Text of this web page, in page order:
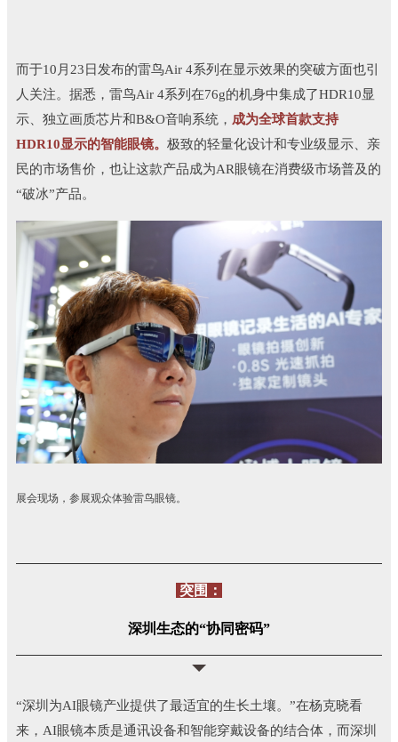
而于10月23日发布的雷鸟Air 4系列在显示效果的突破方面也引
人关注。据悉，雷鸟Air 4系列在76g的机身中集成了HDR10显
示、独立画质芯片和B&O音响系统， 成为全球首款支持
HDR10显示的智能眼镜。 极致的轻量化设计和专业级显示、亲
民的市场售价，也让这款产品成为AR眼镜在消费级市场普及的
“破冰”产品。
展会现场，参展观众体验雷鸟眼镜。
突围：
深圳生态的“协同密码”
“深圳为AI眼镜产业提供了最适宜的生长土壤。”在杨克晓看
来，AI眼镜本质是通讯设备和智能穿戴设备的结合体，而深圳